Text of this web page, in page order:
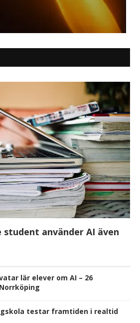
student använder AI även
lär elever om AI – 26
testar framtiden i realtid